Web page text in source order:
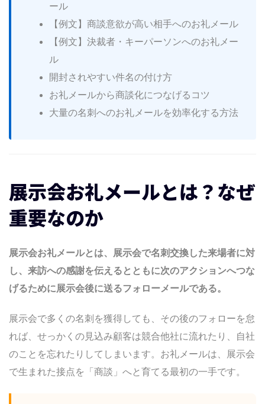
良い件名・避けたい件名
お礼メールから商談化につなげるコツ
コツ1：次のアクションは1つだけにする
コツ3：当日の会話を1文入れる
コツ4：日程調整リンクで往復回数を減らす
大量の名刺へのお礼メールを効率化する方法
よくある質問（FAQ）
まとめ
ContactUs
下記の様な記事も読んでいます。
Company
Terms
ール
【例文】商談意欲が高い相手へのお礼メール
【例文】決裁者・キーパーソンへのお礼メー
ル
開封されやすい件名の付け方
お礼メールから商談化につなげるコツ
大量の名刺へのお礼メールを効率化する方法
展示会お礼メールとは？なぜ
重要なのか
展示会お礼メールとは、展示会で名刺交換した来場者に対
し、来訪への感謝を伝えるとともに次のアクションへつな
げるために展示会後に送るフォローメールである。
展示会で多くの名刺を獲得しても、その後のフォローを怠
れば、せっかくの見込み顧客は競合他社に流れたり、自社
のことを忘れたりしてしまいます。お礼メールは、展示会
で生まれた接点を「商談」へと育てる最初の一手です。